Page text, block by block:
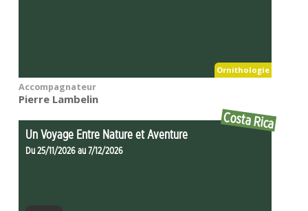
Ornithologie
Accompagnateur
Pierre Lambelin
Un Voyage Entre Nature et Aventure
Costa Rica
Du 25/11/2026 au 7/12/2026